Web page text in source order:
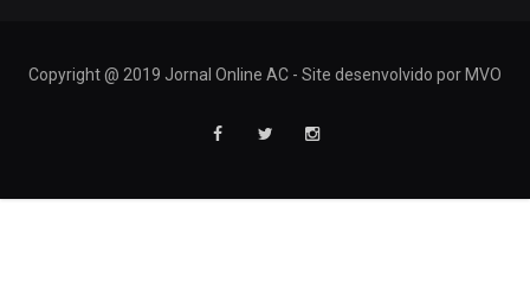
Copyright @ 2019 Jornal Online AC - Site desenvolvido por MVO